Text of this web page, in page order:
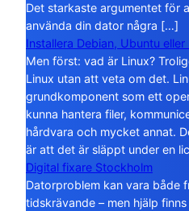
Det starkaste argumentet för
använda din dator några […]
Installera Debian, Ubuntu
Men först: vad är Linux?
Linux utan att veta om det.
grundkomponent som ett
kunna hantera filer,
hårdvara och mycket annat.
är att det är släppt under en
Digital fixare Stockholm
Datorproblem kan vara både
tidskrävande – men hjälp